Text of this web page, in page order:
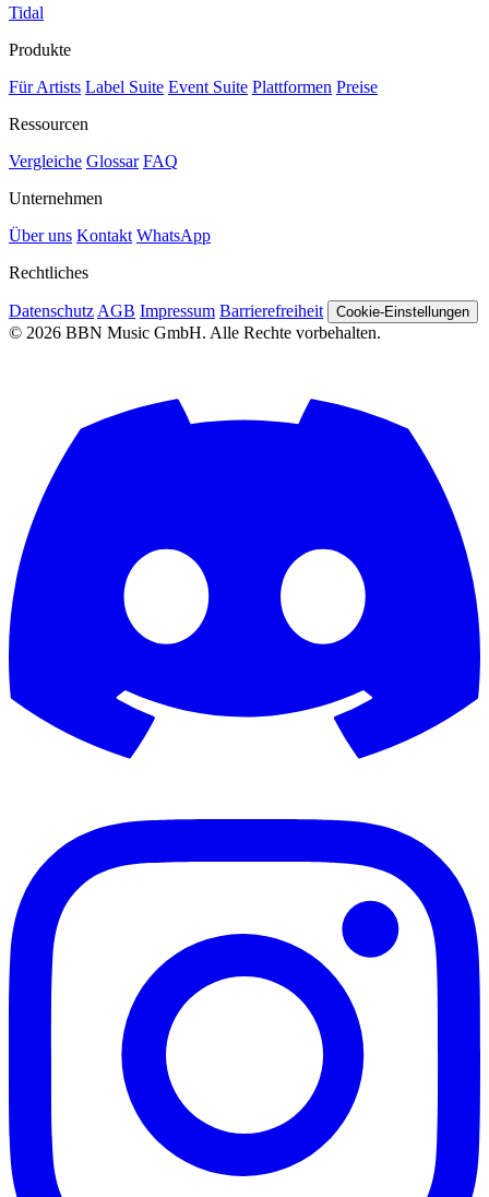
Tidal
Produkte
Für Artists Label Suite Event Suite Plattformen Preise
Ressourcen
Vergleiche Glossar FAQ
Unternehmen
Über uns Kontakt WhatsApp
Rechtliches
Datenschutz AGB Impressum Barrierefreiheit Cookie-Einstellungen
© 2026 BBN Music GmbH. Alle Rechte vorbehalten.